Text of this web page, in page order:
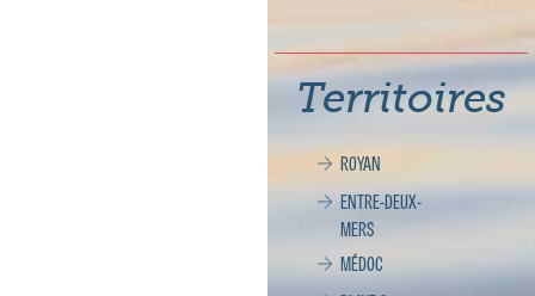
Territoires
ROYAN
ENTRE-DEUX-
MERS
MÉDOC